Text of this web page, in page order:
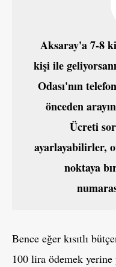
Aksaray'a 7-8
kişi ile
Odası'nın
önceden
Ücreti
ayarlayabilirler,
noktaya
Bence eğer kısıtlı
100 lira ödemek